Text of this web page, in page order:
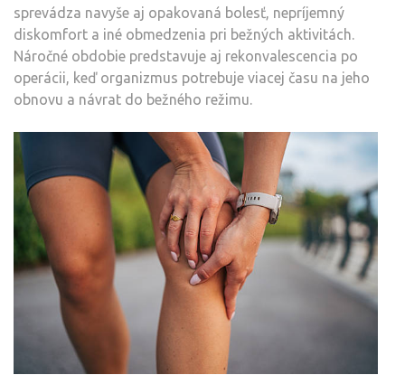
sprevádza navyše aj opakovaná bolesť, nepríjemný
diskomfort a iné obmedzenia pri bežných aktivitách.
Náročné obdobie predstavuje aj rekonvalescencia po
operácii, keď organizmus potrebuje viacej času na jeho
obnovu a návrat do bežného režimu.